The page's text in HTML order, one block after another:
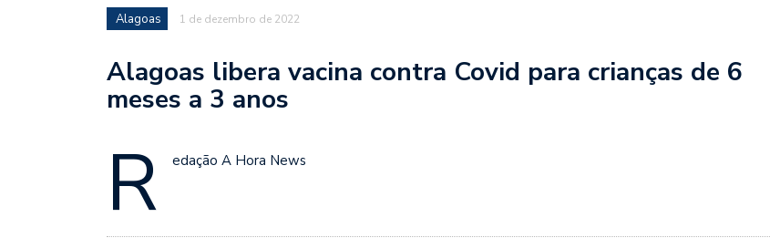
Alagoas 1 de dezembro de 2022
Alagoas libera vacina contra Covid para crianças de 6
meses a 3 anos
R edação A Hora News